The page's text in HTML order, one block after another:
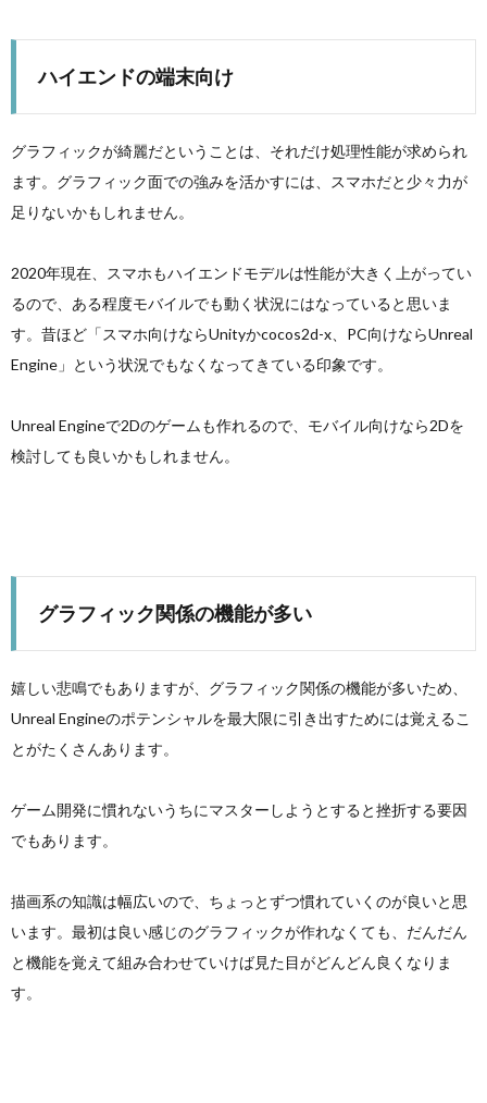
ハイエンドの端末向け
グラフィックが綺麗だということは、それだけ処理性能が求められ
ます。グラフィック面での強みを活かすには、スマホだと少々力が
足りないかもしれません。
2020年現在、スマホもハイエンドモデルは性能が大きく上がってい
るので、ある程度モバイルでも動く状況にはなっていると思いま
す。昔ほど「スマホ向けならUnityかcocos2d-x、PC向けならUnreal
Engine」という状況でもなくなってきている印象です。
Unreal Engineで2Dのゲームも作れるので、モバイル向けなら2Dを
検討しても良いかもしれません。
グラフィック関係の機能が多い
嬉しい悲鳴でもありますが、グラフィック関係の機能が多いため、
Unreal Engineのポテンシャルを最大限に引き出すためには覚えるこ
とがたくさんあります。
ゲーム開発に慣れないうちにマスターしようとすると挫折する要因
でもあります。
描画系の知識は幅広いので、ちょっとずつ慣れていくのが良いと思
います。最初は良い感じのグラフィックが作れなくても、だんだん
と機能を覚えて組み合わせていけば見た目がどんどん良くなりま
す。